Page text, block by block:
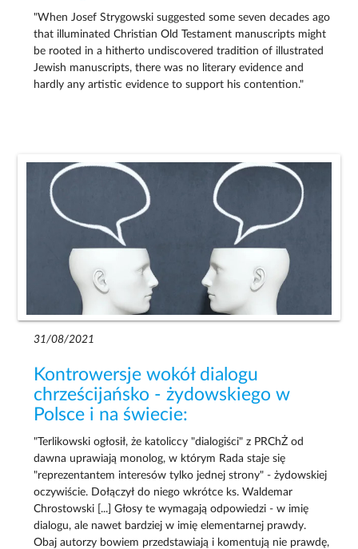
"When Josef Strygowski suggested some seven decades ago
that illuminated Christian Old Testament manuscripts might
be rooted in a hitherto undiscovered tradition of illustrated
Jewish manuscripts, there was no literary evidence and
hardly any artistic evidence to support his contention."
31/08/2021
Kontrowersje wokół dialogu
chrześcijańsko - żydowskiego w
Polsce i na świecie:
"Terlikowski ogłosił, że katoliccy "dialogiści" z PRChŻ od
dawna uprawiają monolog, w którym Rada staje się
"reprezentantem interesów tylko jednej strony" - żydowskiej
oczywiście. Dołączył do niego wkrótce ks. Waldemar
Chrostowski [...] Głosy te wymagają odpowiedzi - w imię
dialogu, ale nawet bardziej w imię elementarnej prawdy.
Obaj autorzy bowiem przedstawiają i komentują nie prawdę,